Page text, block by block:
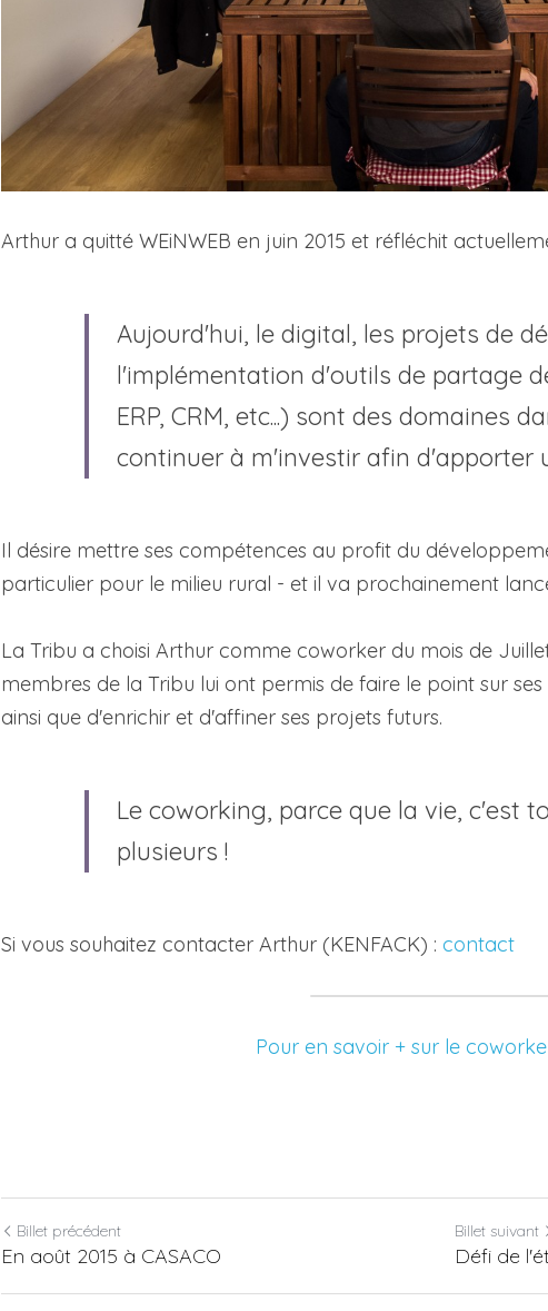
Arthur a quitté WEiNWEB en juin 2015 et réfléchit
Aujourd'hui, le digital, les projets de
l'implémentation d'outils de partage
ERP, CRM, etc...) sont des domaines
continuer à m'investir afin d'apporter
Il désire mettre ses compétences au profit du
particulier pour le milieu rural - et il va prochainement
La Tribu a choisi Arthur comme coworker du mois de
membres de la Tribu lui ont permis de faire le point sur
ainsi que d'enrichir et d'affiner ses projets futurs.
Le coworking, parce que la vie, c'est
plusieurs !
Si vous souhaitez contacter Arthur (KENFACK) : contact
Pour en savoir + sur le
Billet précédent
En août 2015 à CASACO
Billet suivant
Défi de